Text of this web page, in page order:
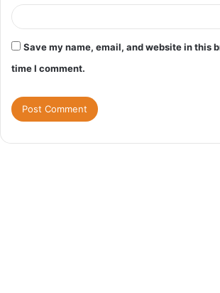
Save my name, email, and website in this
time I comment.